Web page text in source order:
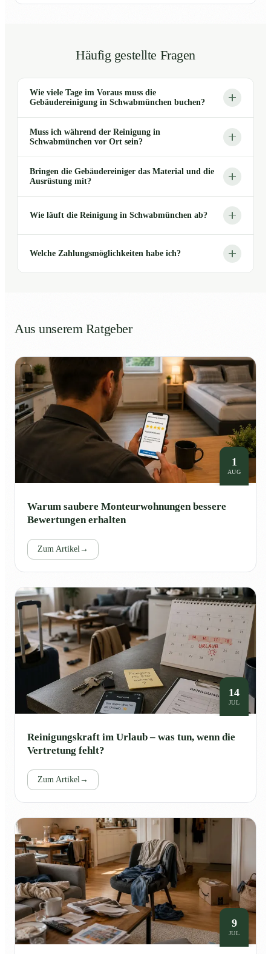
Häufig gestellte Fragen
Wie viele Tage im Voraus muss die
Gebäudereinigung in Schwabmünchen buchen?
Muss ich während der Reinigung in
Schwabmünchen vor Ort sein?
Bringen die Gebäudereiniger das Material und die
Ausrüstung mit?
Wie läuft die Reinigung in Schwabmünchen ab?
Welche Zahlungsmöglichkeiten habe ich?
Aus unserem Ratgeber
1
AUG
Warum saubere Monteurwohnungen bessere
Bewertungen erhalten
Zum Artikel →
14
JUL
Reinigungskraft im Urlaub – was tun, wenn die
Vertretung fehlt?
Zum Artikel →
9
JUL